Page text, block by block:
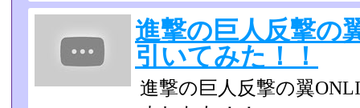
進撃の巨人反撃の
引いてみた！！
進撃の巨人反撃の翼